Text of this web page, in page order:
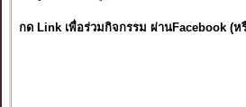
กด Link เพื่อร่วมกิจกรรม ผ่านFacebook (